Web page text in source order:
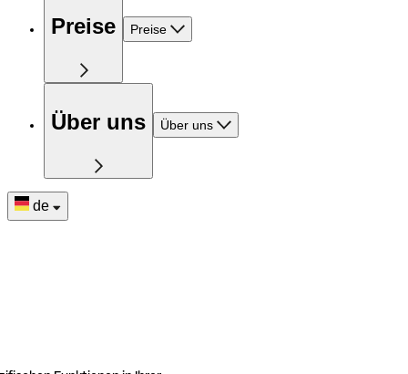
Preise Preise
Über uns Über uns
de